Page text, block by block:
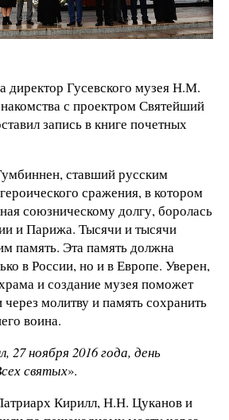
директор Гусевского музея Н.М.
с проектром Святейший
запись в книге почетных
ставший русским
сражения, в котором
союзническому долгу, боролась
и Парижа. Тысячи и тысячи
память. Эта память должна
в России, но и в Европе. Уверен,
и создание музея поможет
молитву и память сохранить
воина.
27 ноября 2016 года, день
святых».
Кирилл, Н.Н. Цуканов и